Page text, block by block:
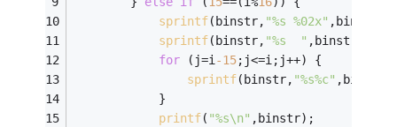
sprintf(binstr, "%s %02x" ,binstr,(
sprintf(binstr, "%s  " ,binstr);
for (j=i-15;j<=i;j++) {
sprintf(binstr, "%s%c"
            }
printf( "%s\n" ,binstr);